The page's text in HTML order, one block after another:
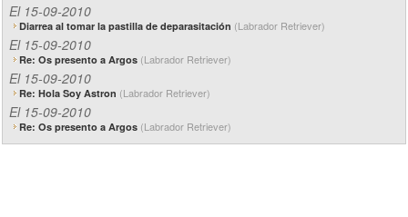
El 15-09-2010
Diarrea al tomar la pastilla de deparasitación (Labrador Retriever)
El 15-09-2010
Re: Os presento a Argos (Labrador Retriever)
El 15-09-2010
Re: Hola Soy Astron (Labrador Retriever)
El 15-09-2010
Re: Os presento a Argos (Labrador Retriever)